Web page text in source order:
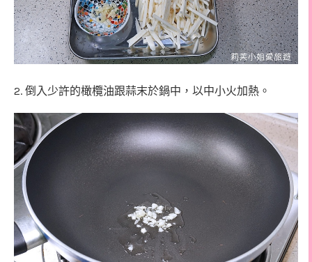
2. 倒入少許的橄欖油跟蒜末於鍋中，以中小火加熱。